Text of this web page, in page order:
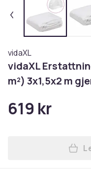
vidaXL
vidaXL
m²) 3x1,5x2 m
619 kr